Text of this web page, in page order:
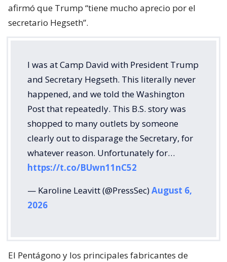
afirmó que Trump “tiene mucho aprecio por el
secretario Hegseth”.
I was at Camp David with President Trump
and Secretary Hegseth. This literally never
happened, and we told the Washington
Post that repeatedly. This B.S. story was
shopped to many outlets by someone
clearly out to disparage the Secretary, for
whatever reason. Unfortunately for…
https://t.co/BUwn11nC52
— Karoline Leavitt (@PressSec)August 6,
2026
El Pentágono y los principales fabricantes de